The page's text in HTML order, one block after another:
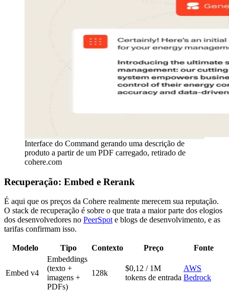
Interface do Command gerando uma descrição de
produto a partir de um PDF carregado, retirado de
cohere.com
Recuperação: Embed e Rerank
É aqui que os preços da Cohere realmente merecem sua reputação.
O stack de recuperação é sobre o que trata a maior parte dos elogios
dos desenvolvedores no PeerSpot e blogs de desenvolvimento, e as
tarifas confirmam isso.
Modelo Tipo Contexto Preço Fonte
Embed v4
Embeddings
(texto +
imagens +
PDFs)
128k
$0,12 / 1M
tokens de entrada
AWS
Bedrock